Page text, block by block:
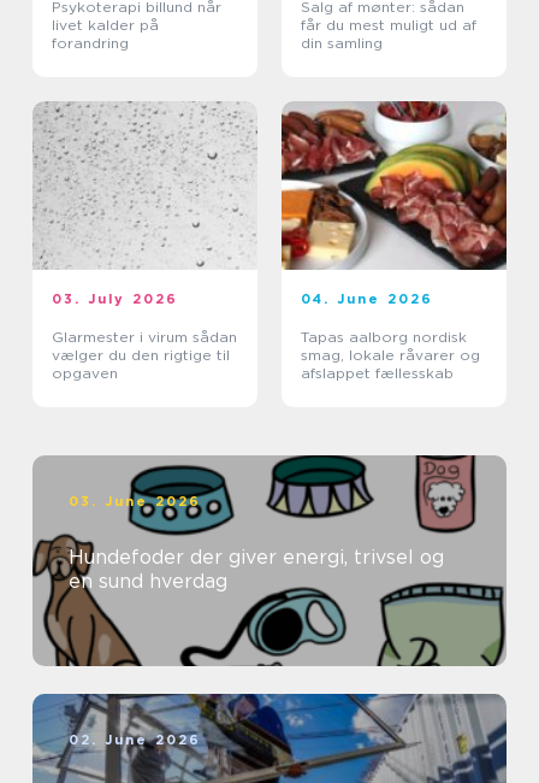
Psykoterapi billund når
livet kalder på
forandring
Salg af mønter: sådan
får du mest muligt ud af
din samling
03. July 2026
Glarmester i virum sådan
vælger du den rigtige til
opgaven
04. June 2026
Tapas aalborg nordisk
smag, lokale råvarer og
afslappet fællesskab
03. June 2026
Hundefoder der giver energi, trivsel og
en sund hverdag
02. June 2026